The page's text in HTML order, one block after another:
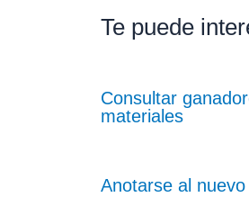
Te puede
Consultar
materiales
Anotarse al